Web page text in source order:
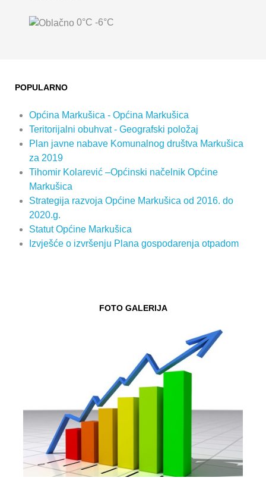
0°C -6°C
POPULARNO
Općina Markušica - Općina Markušica
Teritorijalni obuhvat - Geografski položaj
Plan javne nabave Komunalnog društva Markušica
za 2019
Tihomir Kolarević –Općinski načelnik Općine
Markušica
Strategija razvoja Općine Markušica od 2016. do
2020.g.
Statut Općine Markušica
Izvješće o izvršenju Plana gospodarenja otpadom
FOTO GALERIJA